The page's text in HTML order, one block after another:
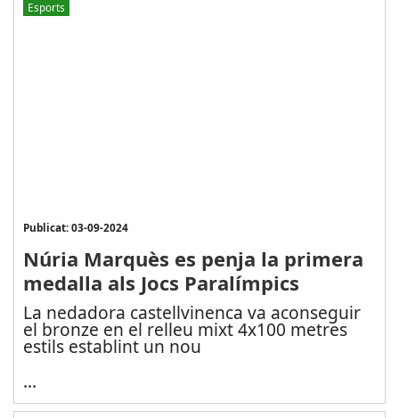
Esports
Publicat: 03-09-2024
Núria Marquès es penja la primera
medalla als Jocs Paralímpics
La nedadora castellvinenca va aconseguir
el bronze en el relleu mixt 4x100 metres
estils establint un nou
...